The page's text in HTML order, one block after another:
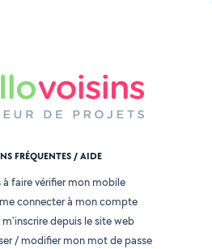
FRÉQUENTES / AIDE
à faire vérifier mon mobile
connecter à mon compte
m'inscrire depuis le site web
/ modifier mon mot de passe